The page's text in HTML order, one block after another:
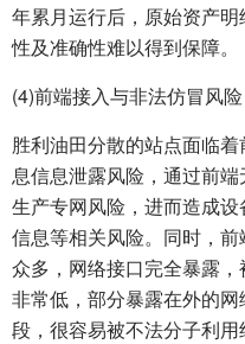
年累月运行后，原始资产
性及准确性难以得到保障。
(4)前端接入与非法仿冒风险
胜利油田分散的站点面临
息信息泄露风险，通过前
生产专网风险，进而造成
信息等相关风险。同时，
众多，网络接口完全暴露
非常低，部分暴露在外的
段，很容易被不法分子利